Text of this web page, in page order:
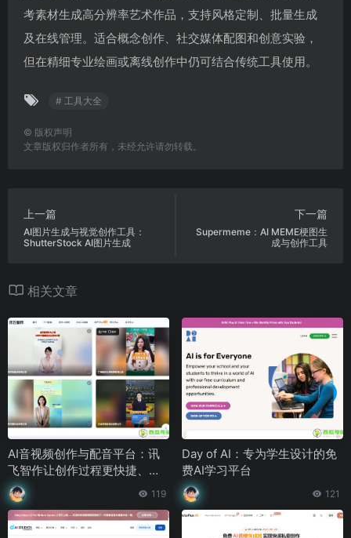
考素材生成高分辨率艺术作品，支持风格定制、批量生成
及在线管理。适合概念创作、社交媒体配图和创意实验，
但在精细专业绘画或离线创作中仍可结合传统工具使用。
# 工具大全
© 版权声明
文章版权归作者所有，未经允许请勿转载。
上一篇
AI图片生成与视觉创作工具：
ShutterStock AI图片生成
下一篇
Supermeme：AI MEME梗图生
成与创作工具
相关文章
AI音视频创作与配音平台：讯
飞智作让创作过程更快捷、高
效
119
Day of AI：专为学生设计的免
费AI学习平台
121